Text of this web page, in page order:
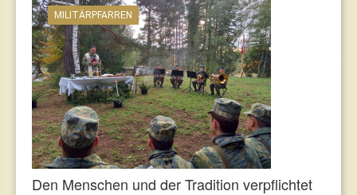
MILITÄRPFARREN
Den Menschen und der Tradition verpflichtet